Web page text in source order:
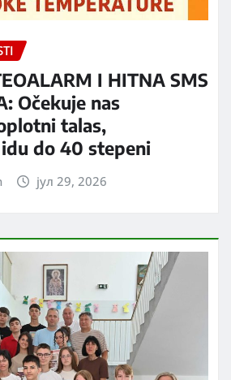
I HITNA SMS
Očekuje nas
talas,
do 40 stepeni
јул 29, 2026